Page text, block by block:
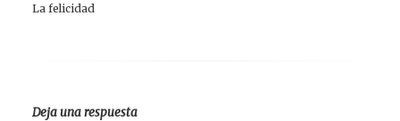
La felicidad
Deja una respuesta